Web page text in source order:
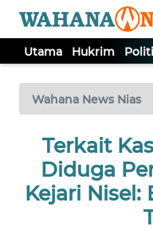
Utama Hukrim
Wahana News Nias
Terkait
Diduga
Kejari Nisel:
TV
Tutup
UTAMA
HUKRIM